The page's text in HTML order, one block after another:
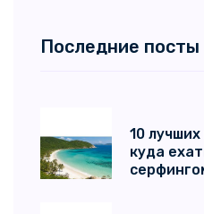
Последние посты
10
куда